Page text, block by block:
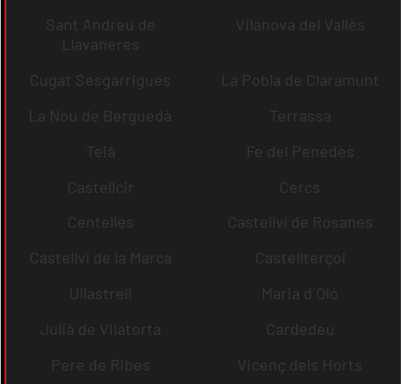
Sant Andreu de
Llavaneres
Vilanova del Vallès
Cugat Sesgarrigues
La Pobla de Claramunt
La Nou de Berguedà
Terrassa
Teià
Fe del Penedès
Castellcir
Cercs
Centelles
Castellví de Rosanes
Castellví de la Marca
Castellterçol
Ullastrell
Maria d´Oló
Julià de Vilatorta
Cardedeu
Pere de Ribes
Vicenç dels Horts